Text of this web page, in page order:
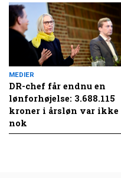
MEDIER
DR-chef får endnu en
lønforhøjelse: 3.688.115
kroner i årsløn var ikke
nok